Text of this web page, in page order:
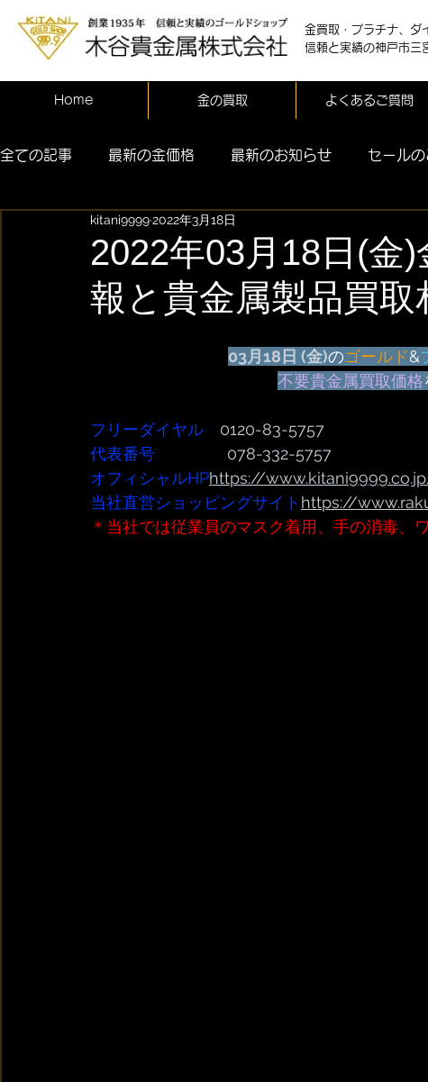
金買取・プラチナ、ダ
信頼と実績の神戸市三
Home 金の買取 よくあるご質問
全ての記事 最新の金価格 最新のお知らせ セール
2022年03月18日(金
報と貴金属製品買取
kitani99992022年3月18日
03月18日 (金)のゴールド&
不要貴金属買取価格
フリーダイヤル 0120-83-5757
代表番号
              078-332-5757
オフィシャルHPhttps://
当社直営ショッピングサイト https://
＊当社では従業員のマスク着用、手の消毒、